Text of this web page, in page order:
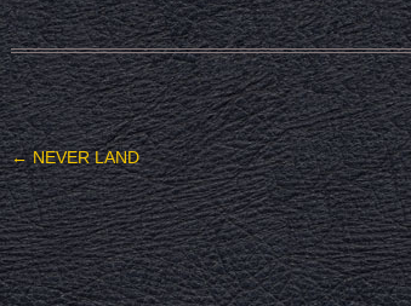
投稿ナビゲーション
←NEVER LAND